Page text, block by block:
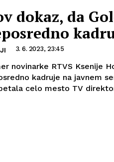
dokaz, da
3. 6. 2023, 23:45
novinarke RTVS Ksenije
kadruje na javnem
celo mesto TV